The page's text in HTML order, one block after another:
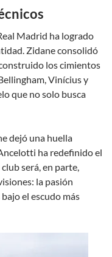
Madrid ha logrado
Zidane consolidó
los cimientos
Vinícius y
que no solo busca
dejó una huella
ha redefinido el
será, en parte,
la pasión
el escudo más